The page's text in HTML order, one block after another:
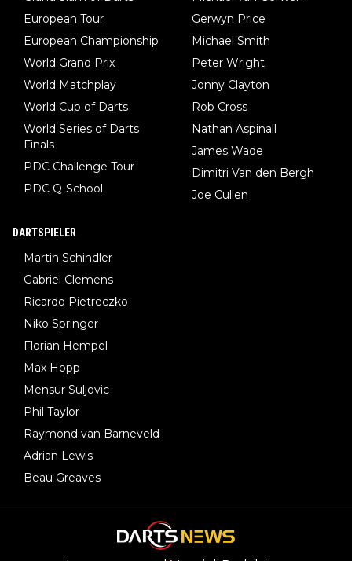
European Tour
European Championship
World Grand Prix
World Matchplay
World Cup of Darts
World Series of Darts
Finals
PDC Challenge Tour
PDC Q-School
Gerwyn Price
Michael Smith
Peter Wright
Jonny Clayton
Rob Cross
Nathan Aspinall
James Wade
Dimitri Van den Bergh
Joe Cullen
DARTSPIELER
Martin Schindler
Gabriel Clemens
Ricardo Pietreczko
Niko Springer
Florian Hempel
Max Hopp
Mensur Suljovic
Phil Taylor
Raymond van Barneveld
Adrian Lewis
Beau Greaves